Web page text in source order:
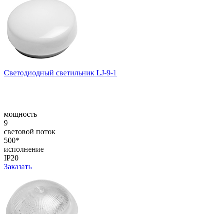
Светодиодный светильник LJ-9-1
мощность
9
световой поток
500*
исполнение
IP20
Заказать